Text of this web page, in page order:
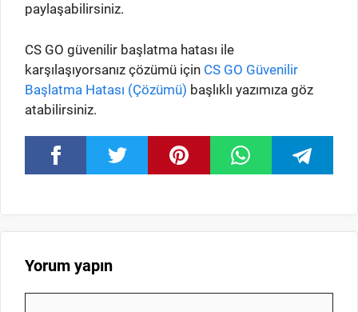
paylaşabilirsiniz.
CS GO güvenilir başlatma hatası ile
karşılaşıyorsanız çözümü için CS GO Güvenilir
Başlatma Hatası (Çözümü) başlıklı yazımıza göz
atabilirsiniz.
Yorum yapın